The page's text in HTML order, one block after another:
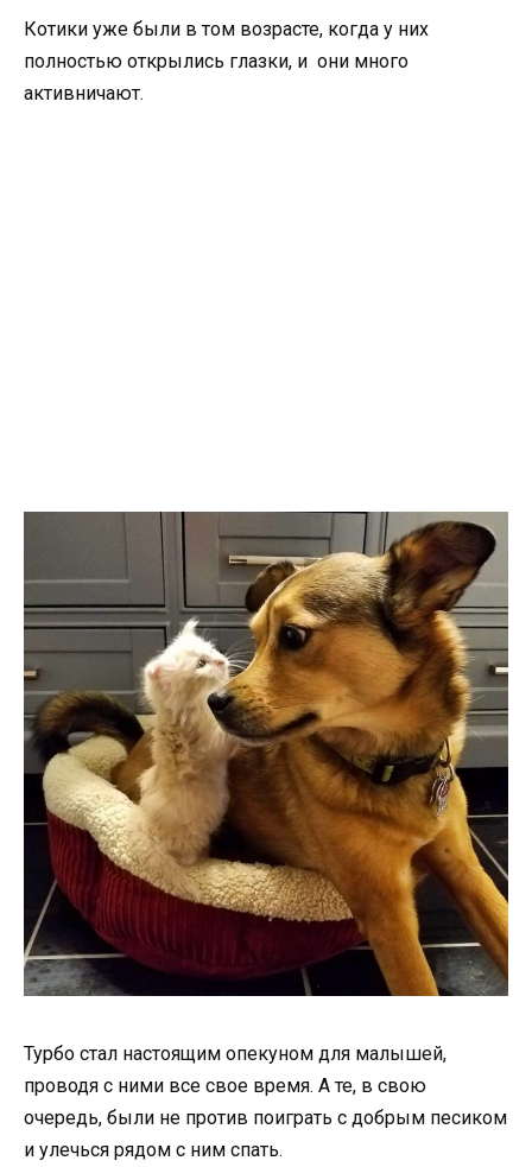
Котики уже были в том возрасте, когда у них
полностью открылись глазки, и они много
активничают.
Турбо стал настоящим опекуном для малышей,
проводя с ними все свое время. А те, в свою
очередь, были не против поиграть с добрым песиком
и улечься рядом с ним спать.